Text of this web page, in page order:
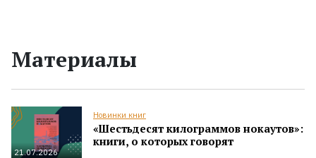
Материалы
21.07.2026
Новинки книг
«Шестьдесят килограммов нокаутов»:
книги, о которых говорят